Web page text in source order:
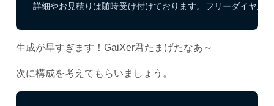
詳細やお見積りは随時受け付けております。フリーダイヤル
生成が早すぎます！GaiXer君たまげたなあ～
次に構成を考えてもらいましょう。